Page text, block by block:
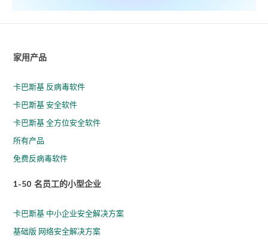
家用产品
卡巴斯基 反病毒软件
卡巴斯基 安全软件
卡巴斯基 全方位安全软件
所有产品
免费反病毒软件
1-50 名员工的小型企业
卡巴斯基 中小企业安全解决方案
基础版 网络安全解决方案